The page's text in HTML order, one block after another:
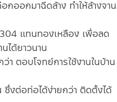
ออกมาฉีดล้าง ทำให้ล้างจาน
แทนทองเหลือง เพื่อลด
ได้ยาวนาน
า ตอบโจทย์การใช้งานในบ้าน
ซึ่งต่อท่อได้ง่ายกว่า ติดตั้งได้